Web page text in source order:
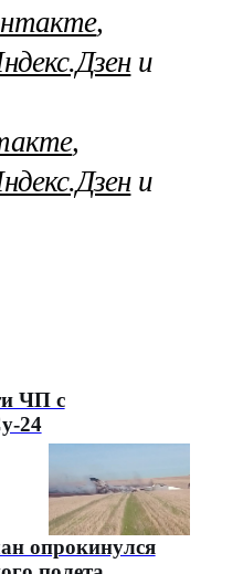
,
и
,
и
ЧП с
24
опрокинулся